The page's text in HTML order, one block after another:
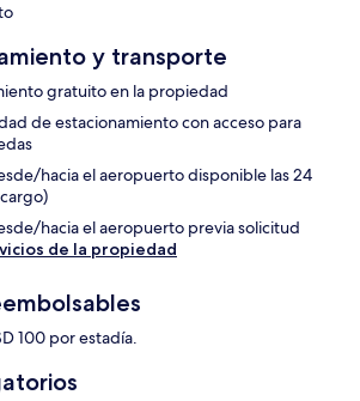
y transporte
gratuito en la propiedad
de estacionamiento con acceso para
hacia el aeropuerto disponible las 24
hacia el aeropuerto previa solicitud
de la propiedad
100 por estadía.